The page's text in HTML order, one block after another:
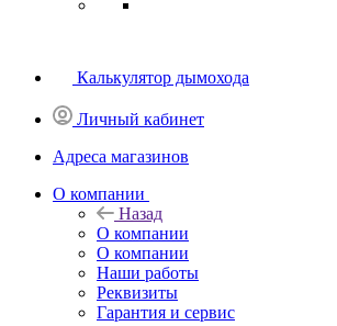
Калькулятор дымохода
Личный кабинет
Адреса магазинов
O компании
Назад
O компании
О компании
Наши работы
Реквизиты
Гарантия и сервис